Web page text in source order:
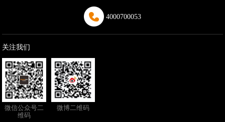
4000700053
关注我们
微信公众号二
维码
微博二维码